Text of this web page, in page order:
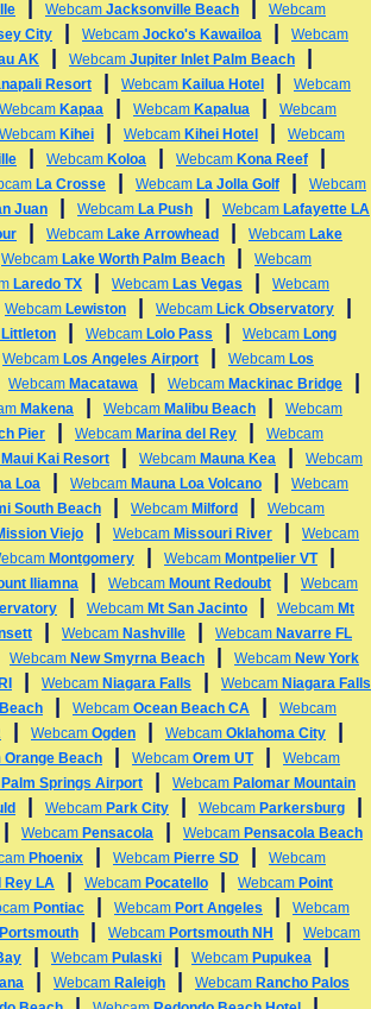
Webcam Jacksonville Beach
Webcam
City Webcam Jocko's Kawailoa
Webcam
AK Webcam Jupiter Inlet Palm Beach
Resort Webcam Kailua Hotel
Webcam
Webcam Kapaa Webcam Kapalua
Webcam
Webcam Kihei Webcam Kihei Hotel
Webcam
Webcam Koloa Webcam Kona Reef
La Crosse Webcam La Jolla Golf
Webcam
Juan Webcam La Push Webcam Lafayette LA
Webcam Lake Arrowhead Webcam Lake
Webcam Lake Worth Palm Beach
Webcam
Laredo TX Webcam Las Vegas
Webcam
Webcam Lewiston Webcam Lick Observatory
Littleton Webcam Lolo Pass Webcam Long
Webcam Los Angeles Airport Webcam Los
Webcam Macatawa Webcam Mackinac Bridge
Makena Webcam Malibu Beach
Webcam
Pier Webcam Marina del Rey
Webcam
Maui Kai Resort Webcam Mauna Kea
Webcam
Loa Webcam Mauna Loa Volcano
Webcam
South Beach Webcam Milford
Webcam
Viejo Webcam Missouri River
Webcam
Montgomery Webcam Montpelier VT
Iliamna Webcam Mount Redoubt
Webcam
Webcam Mt San Jacinto Webcam Mt
Webcam Nashville Webcam Navarre FL
Webcam New Smyrna Beach Webcam New York
Webcam Niagara Falls Webcam Niagara Falls
Webcam Ocean Beach CA
Webcam
Webcam Ogden Webcam Oklahoma City
Orange Beach Webcam Orem UT
Webcam
Palm Springs Airport Webcam Palomar Mountain
Webcam Park City Webcam Parkersburg
Webcam Pensacola Webcam Pensacola Beach
Phoenix Webcam Pierre SD
Webcam
Rey LA Webcam Pocatello Webcam Point
Pontiac Webcam Port Angeles
Webcam
Portsmouth Webcam Portsmouth NH
Webcam
Webcam Pulaski Webcam Pupukea
Webcam Raleigh Webcam Rancho Palos